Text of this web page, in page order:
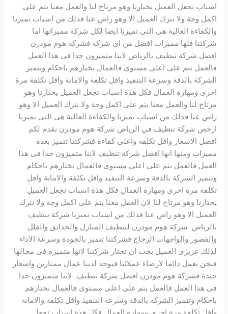
اسباب تجعل العميل يختارنا وهو مرتاح لنا والعمل معنا يتم على
اكمل وجة ولا نترك العميل الا وهو راض عنا فذلك من اسباب تميزنا
والكفاءة العالية هى التى تميزنا ايضا لكل شركة مميزاتها اما
شركتنا فلها مميزات افضل من اى شركة فشركة هوم مودرن
افضل شركة تنظيف بالرياض لاننا متميزون جدا فى هذا العمل
فالعمل يتم على اعلى مستوى فالعمال نختارهم باحكام وتتميز
الشركة بالدقة وسرعة التنفيذ واقل تكلفة والامانة واقل تكلفة مرة
اخرى ومهارة العمال فكل هذة اسباب تجعل العميل يختارنا وهو
مرتاح لنا والعمل معنا يتم على اكمل وجة ولا نترك العميل الا وهو
راض عنا فذلك من اسباب تميزنا والكفاءة العالية هى التى تميزنا
ارخص شركة تنظيف في الرياض شركة هوم مودرن تقدم لكم
افضل الاسعار واقل تكلفة واعلى كفاءة فشركتنا تتميز بعدة
مميزات ومنها انها افضل شركة تنظيف لاننا متميزون جدا فى هذا
العمل فالعمل يتم على اعلى مستوى فالعمال نختارهم باحكام
وتتميز الشركة بالدقة وسرعة التنفيذ واقل تكلفة والامانة واقل
تكلفة مرة اخرى ومهارة العمال فكل هذة اسباب تجعل العميل
يختارنا وهو مرتاح لنا لان العمل معنا يتم على اكمل وجة ولا نترك
العميل الا وهو راض عنا فذلك من اسباب تميزنا شركة تنظيف
بالرياض شركة هوم مودرن لتنظيف المنازل والحدائق والفلل
والقصور والواجهات الزجاج فشركتنا تتميز بالجودة وسرعة الاداء
لذلك عزيزى العميل يجب ان تختار شركتنا لانها متميزة فى مجالها
فنحن نعمل دائما لارضاء عملائنا فيوجد لدينا عمال ممتازين واسعار
جيدة فشركة هوم مودرن افضل شركة تنظيف لاننا متميزون جدا
فى هذا العمل فالعمل يتم على اعلى مستوى فالعمال نختارهم
باحكام وتتميز الشركة بالدقة وسرعة التنفيذ واقل تكلفة والامانة